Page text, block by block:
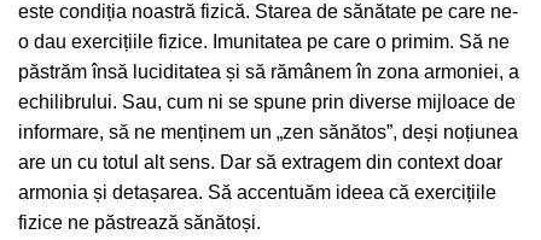
este condiția noastră fizică. Starea de sănătate pe care ne-
o dau exercițiile fizice. Imunitatea pe care o primim. Să ne
păstrăm însă luciditatea și să rămânem în zona armoniei, a
echilibrului. Sau, cum ni se spune prin diverse mijloace de
informare, să ne menținem un „zen sănătos”, deși noțiunea
are un cu totul alt sens. Dar să extragem din context doar
armonia și detașarea. Să accentuăm ideea că exercițiile
fizice ne păstrează sănătoși.